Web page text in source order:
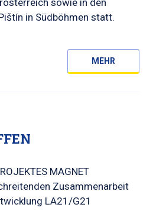
in Südböhmen statt.
MEHR
MAGNET
Zusammenarbeit
LA21/G21